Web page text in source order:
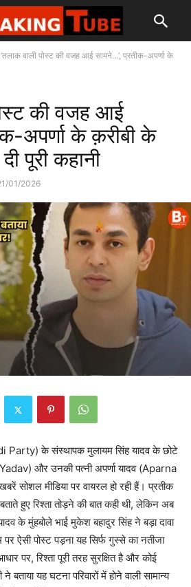
‘तलाक वाली पोस्ट की वजह आई सामने…’, प्रतीक-अपर्णा के
की वजह आई
अपर्णा के क़रीबी के
पूरी कहानी
01/2026
Party) के संस्थापक मुलायम सिंह यादव के छोटे
और उनकी पत्नी अपर्णा यादव (Aparna
सोशल मीडिया पर वायरल हो रही हैं। प्रतीक
बताते हुए रिश्ता तोड़ने की बात कही थी, लेकिन अब
के मुंहबोले भाई मुकेश बहादुर सिंह ने बड़ा दावा
पर ऐसी पोस्ट पड़ना यह सिर्फ गुस्से का नतीजा
पर, रिश्ता पूरी तरह सुरक्षित है और कोई
यह घटना परिवारों में होने वाली सामान्य